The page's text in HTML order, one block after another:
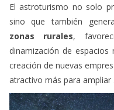
El astroturismo no solo
sino que también
zonas rurales,
dinamización de
creación de nuevas
atractivo más para